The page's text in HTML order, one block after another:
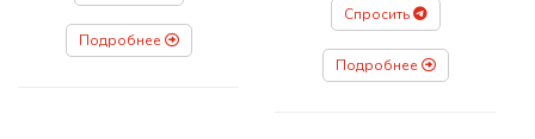
Подробнее
Спросить
Подробнее